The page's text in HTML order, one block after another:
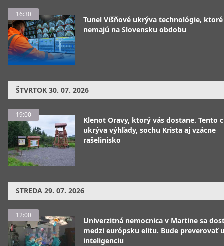
16:30
Tunel Višňové ukrýva technológie, ktoré
nemajú na Slovensku obdobu
ŠTVRTOK 30. 07. 2026
19:00
Klenot Oravy, ktorý vás dostane. Tento
ukrýva výhľady, sochu Krista aj vzácne
rašelinisko
STREDA 29. 07. 2026
12:00
Univerzitná nemocnica v Martine sa
medzi európsku elitu. Bude preverovať
inteligenciu